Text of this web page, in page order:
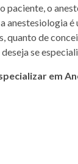
paciente, o
anestesiologia é
quanto de
se
em